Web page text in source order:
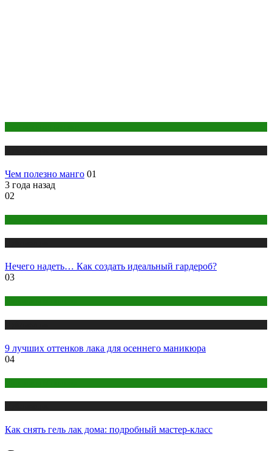
Чем полезно манго 01
3 года назад
02
Нечего надеть… Как создать идеальный гардероб?
03
9 лучших оттенков лака для осеннего маникюра
04
Как снять гель лак дома: подробный мастер-класс